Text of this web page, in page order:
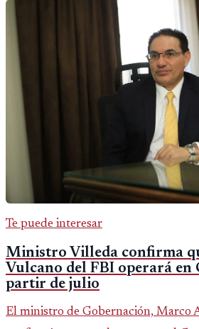
Te puede interesar
Ministro Villeda confirma
Vulcano del FBI operará en
partir de julio
El ministro de Gobernación, Marco